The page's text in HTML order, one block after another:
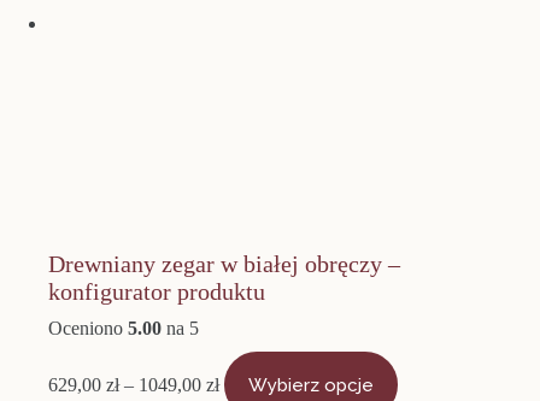
Drewniany zegar w białej obręczy –
konfigurator produktu
Oceniono 5.00 na 5
629,00 zł – 1049,00 zł
Zakres
cen:Wybierz opcje
produkt